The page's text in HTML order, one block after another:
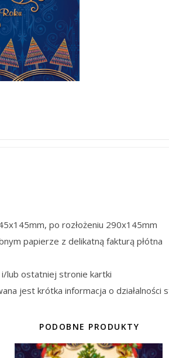
po rozłożeniu 290x145mm
papierze z delikatną fakturą płótna
lub ostatniej stronie kartki
jest krótka informacja o działalności
PODOBNE PRODUKTY